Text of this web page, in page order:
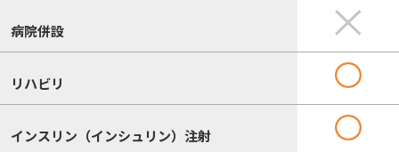
病院併設
リハビリ
インスリン（インシュリン）注射